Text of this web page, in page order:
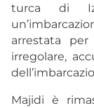
turca di
arrestata per
irregolare,
Majidi è